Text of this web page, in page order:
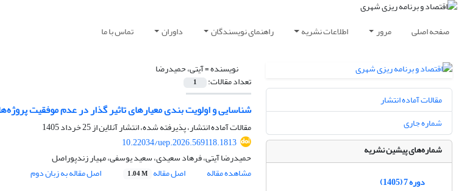
صفحه اصلی مرور اطلاعات نشریه راهنمای نویسندگان داوران تماس با ما
نویسنده =آیتی، حمیدرضا
تعداد مقالات: 1
شناسایی و اولویت بندی معیارهای تاثیر گذار در عدم موفقیت
مقالات آماده انتشار، پذیرفته شده، انتشار آنلاین از25 خرداد 1405
10.22034/uep.2026.569118.1813
حمیدرضا آیتی، فرهاد سعیدی، سعید یوسفی، مهیار زندپوراصل
مشاهده مقاله
اصل مقاله 1.04 M اصل مقاله به زبان دوم
مقالات آماده انتشار
شماره جاری
شماره‌های پیشین نشریه
دوره 7 (1405)